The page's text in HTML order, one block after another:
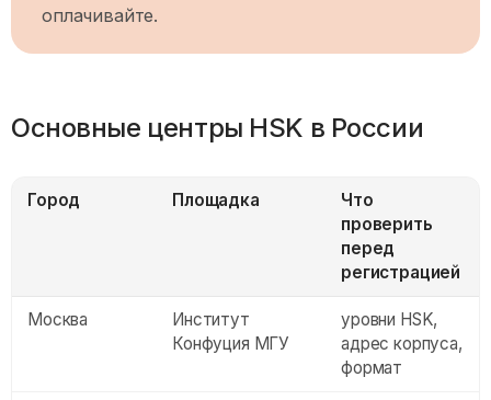
оплачивайте.
Основные центры HSK в России
Город Площадка
Что
проверить
перед
регистрацией
Москва
Институт
Конфуция МГУ
уровни HSK,
адрес корпуса,
формат